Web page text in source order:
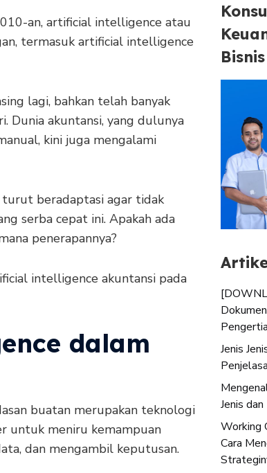
an, artificial intelligence atau
termasuk artificial intelligence
lagi, bahkan telah banyak
Dunia akuntansi, yang dulunya
kini juga mengalami
turut beradaptasi agar tidak
serba cepat ini. Apakah ada
penerapannya?
intelligence akuntansi pada
dalam
buatan merupakan teknologi
untuk meniru kemampuan
dan mengambil keputusan.
Jenis
Jenis
Working
Cara